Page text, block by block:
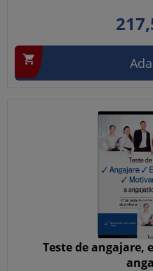
217,

Teste de angajare,